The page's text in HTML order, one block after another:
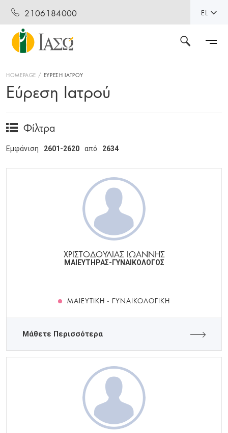
2106184000 EL
HOMEPAGE ΕΥΡΕΣΗ ΙΑΤΡΟΥ
Εύρεση Ιατρού
Φίλτρα
Εμφάνιση 2601-2620 από 2634
ΧΡΙΣΤΟΔΟΥΛΙΑΣ ΙΩΑΝΝΗΣ
ΜΑΙΕΥΤΗΡΑΣ-ΓΥΝΑΙΚΟΛΟΓΟΣ
ΜΑΙΕΥΤΙΚΉ - ΓΥΝΑΙΚΟΛΟΓΙΚΉ
Μάθετε Περισσότερα